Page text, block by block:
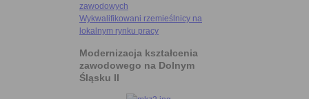
zawodowych
Wykwalifikowani rzemieślnicy na
lokalnym rynku pracy
Modernizacja kształcenia
zawodowego na Dolnym
Śląsku II